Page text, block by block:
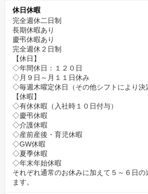
休日休暇
完全週休二日制
長期休暇あり
慶弔休暇あり
完全週休２日制
【休日】
◇年間休日：１２０日
◇月９日～月１１日休み
◇毎週木曜定休日（その他シフトにより決
【休暇】
◇有休休暇（入社時１０日付与）
◇慶弔休暇
◇介護休暇
◇産前産後・育児休暇
◇GW休暇
◇夏季休暇
◇年末年始休暇
それぞれ通常のお休みに加えて５～６日
ます。